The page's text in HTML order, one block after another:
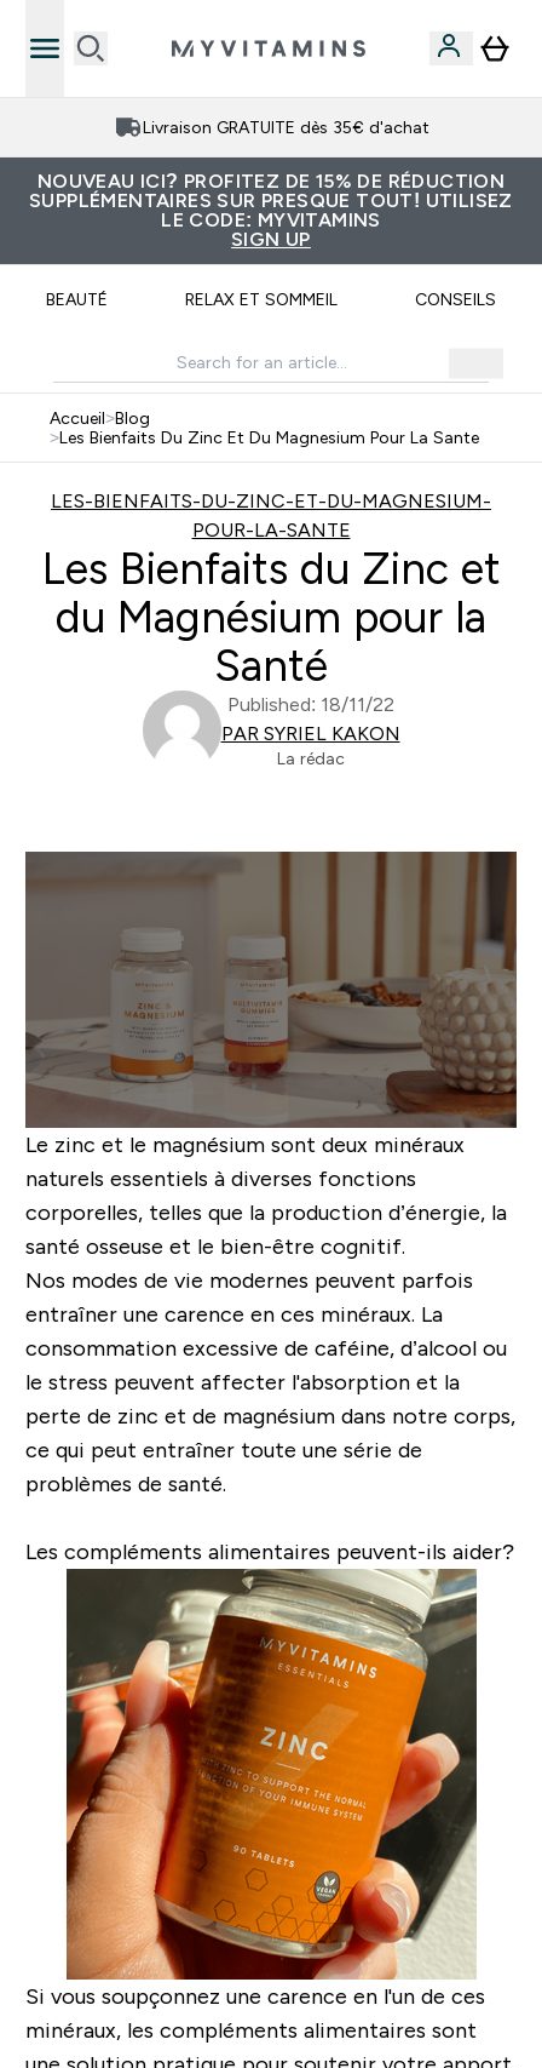
Livraison GRATUITE dès 35€ d'achat
NOUVEAU ICI? PROFITEZ DE 15% DE RÉDUCTION
SUPPLÉMENTAIRES SUR PRESQUE TOUT! UTILISEZ
LE CODE: MYVITAMINS
SIGN UP
BEAUTÉ RELAX ET SOMMEIL CONSEILS
Accueil>Blog
>Les Bienfaits Du Zinc Et Du Magnesium Pour La Sante
LES-BIENFAITS-DU-ZINC-ET-DU-MAGNESIUM-
POUR-LA-SANTE
Les Bienfaits du Zinc et
du Magnésium pour la
Santé
Published: 18/11/22
PAR SYRIEL KAKON
La rédac
Le zinc et le magnésium sont deux minéraux
naturels essentiels à diverses fonctions
corporelles, telles que la production d’énergie, la
santé osseuse et le bien-être cognitif.
Nos modes de vie modernes peuvent parfois
entraîner une carence en ces minéraux. La
consommation excessive de caféine, d’alcool ou
le stress peuvent affecter l'absorption et la
perte de zinc et de magnésium dans notre corps,
ce qui peut entraîner toute une série de
problèmes de santé.
Les compléments alimentaires peuvent-ils aider?
Si vous soupçonnez une carence en l'un de ces
minéraux, les compléments alimentaires sont